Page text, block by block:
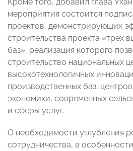
Кроме того, добавил глава
мероприятия состоится
проектов, демонстрирующих
строительства проекта «трех
баз», реализация которого
строительство национальных
высокотехнологичных
производственных баз,
экономики, современных
и сферы услуг.
О необходимости углубления
сотрудничества, в